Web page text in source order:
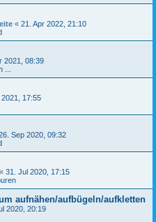
« 21. Apr 2022, 21:10
2021, 08:39
17:55
Sep 2020, 09:32
« 31. Jul 2020, 17:15
aufnähen/aufbügeln/aufkletten
2020, 20:19